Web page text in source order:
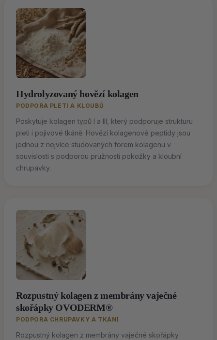
Hydrolyzovaný hovězí kolagen
PODPORA PLETI A KLOUBŮ
Poskytuje kolagen typů I a III, který podporuje strukturu
pleti i pojivové tkáně. Hovězí kolagenové peptidy jsou
jednou z nejvíce studovaných forem kolagenu v
souvislosti s podporou pružnosti pokožky a kloubní
chrupavky.
Rozpustný kolagen z membrány vaječné
skořápky OVODERM®
PODPORA CHRUPAVKY A TKÁNÍ
Rozpustný kolagen z membrány vaječné skořápky